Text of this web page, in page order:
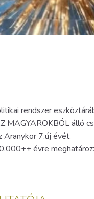
rendszer
MAGYAROKBÓL álló
Aranykor 7.új évét.
évre